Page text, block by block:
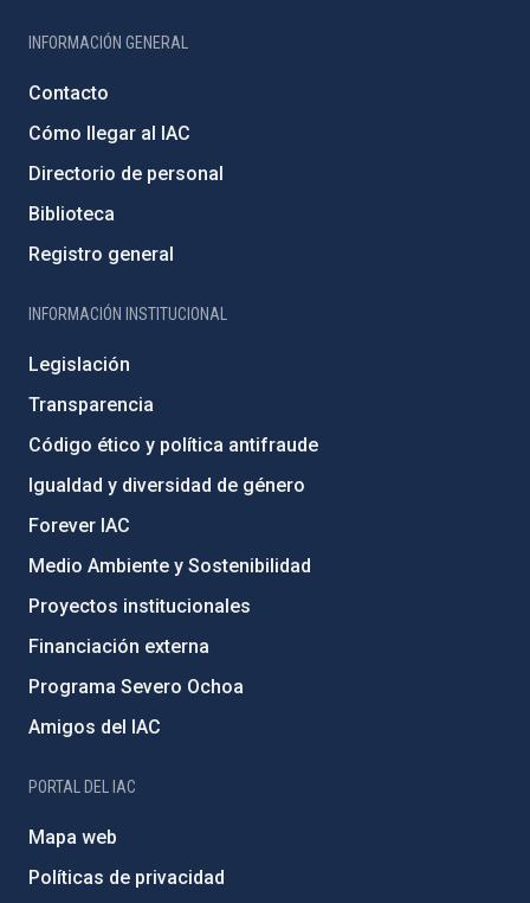
INFORMACIÓN GENERAL
Contacto
Cómo llegar al IAC
Directorio de personal
Biblioteca
Registro general
INFORMACIÓN INSTITUCIONAL
Legislación
Transparencia
Código ético y política antifraude
Igualdad y diversidad de género
Forever IAC
Medio Ambiente y Sostenibilidad
Proyectos institucionales
Financiación externa
Programa Severo Ochoa
Amigos del IAC
PORTAL DEL IAC
Mapa web
Políticas de privacidad